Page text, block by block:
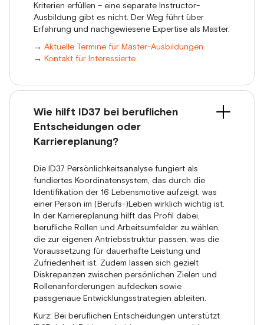
Kriterien erfüllen – eine separate Instructor-
Ausbildung gibt es nicht. Der Weg führt über
Erfahrung und nachgewiesene Expertise als Master.
→ Aktuelle Termine für Master-Ausbildungen
→ Kontakt für Interessierte
Wie hilft ID37 bei beruflichen
Entscheidungen oder
Karriereplanung?
Die ID37 Persönlichkeitsanalyse fungiert als
fundiertes Koordinatensystem, das durch die
Identifikation der 16 Lebensmotive aufzeigt, was
einer Person im (Berufs-)Leben wirklich wichtig ist.
In der Karriereplanung hilft das Profil dabei,
berufliche Rollen und Arbeitsumfelder zu wählen,
die zur eigenen Antriebsstruktur passen, was die
Voraussetzung für dauerhafte Leistung und
Zufriedenheit ist. Zudem lassen sich gezielt
Diskrepanzen zwischen persönlichen Zielen und
Rollenanforderungen aufdecken sowie
passgenaue Entwicklungsstrategien ableiten.
Kurz: Bei beruflichen Entscheidungen unterstützt